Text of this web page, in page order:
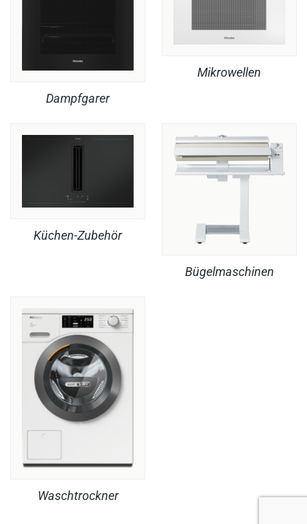
Dampfgarer
Mikrowellen
Küchen-Zubehör
Bügelmaschinen
Waschtrockner